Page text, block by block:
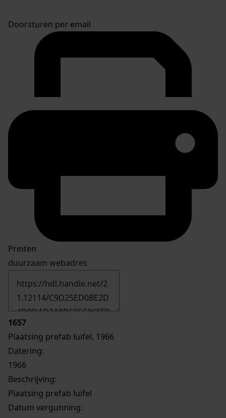
Doorsturen per email
Printen
duurzaam webadres
1657
Plaatsing prefab luifel, 1966
Datering:
1966
Beschrijving:
Plaatsing prefab luifel
Datum vergunning: